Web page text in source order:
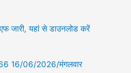
जारी, यहां से डाउनलोड करें
16/06/2026/मंगलवार